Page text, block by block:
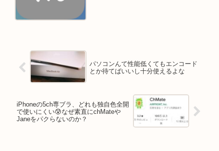
パソコンんて性能低くてもエンコード
とか待てばいいし十分使えるよな
iPhoneの5ch専ブラ、どれも独自色全開
で使いにくい😰なぜ素直にchMateや
Janeをパクらないのか？